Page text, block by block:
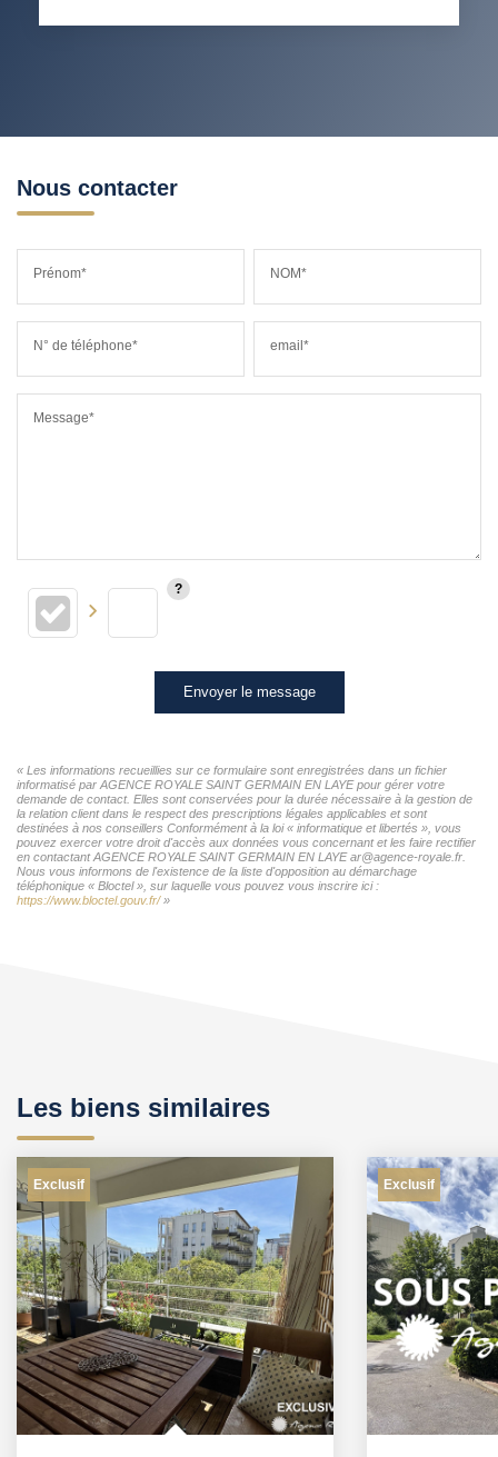
Nous contacter
Prénom* NOM*
N° de téléphone* email*
Message*
Envoyer le message
« Les informations recueillies sur ce formulaire sont enregistrées dans un fichier
informatisé par AGENCE ROYALE SAINT GERMAIN EN LAYE pour gérer votre
demande de contact. Elles sont conservées pour la durée nécessaire à la gestion de
la relation client dans le respect des prescriptions légales applicables et sont
destinées à nos conseillers Conformément à la loi « informatique et libertés », vous
pouvez exercer votre droit d'accès aux données vous concernant et les faire rectifier
en contactant AGENCE ROYALE SAINT GERMAIN EN LAYE ar@agence-royale.fr.
Nous vous informons de l'existence de la liste d'opposition au démarchage
téléphonique « Bloctel », sur laquelle vous pouvez vous inscrire ici :
https://www.bloctel.gouv.fr/»
Les biens similaires
Exclusif Exclusif